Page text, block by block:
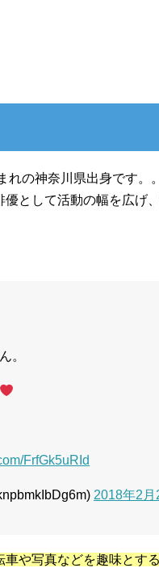
れの神奈川県出身です。
優として活動の幅を広げ
。
FrfGk5uRId
2018年2月
車や写真などを趣味とす